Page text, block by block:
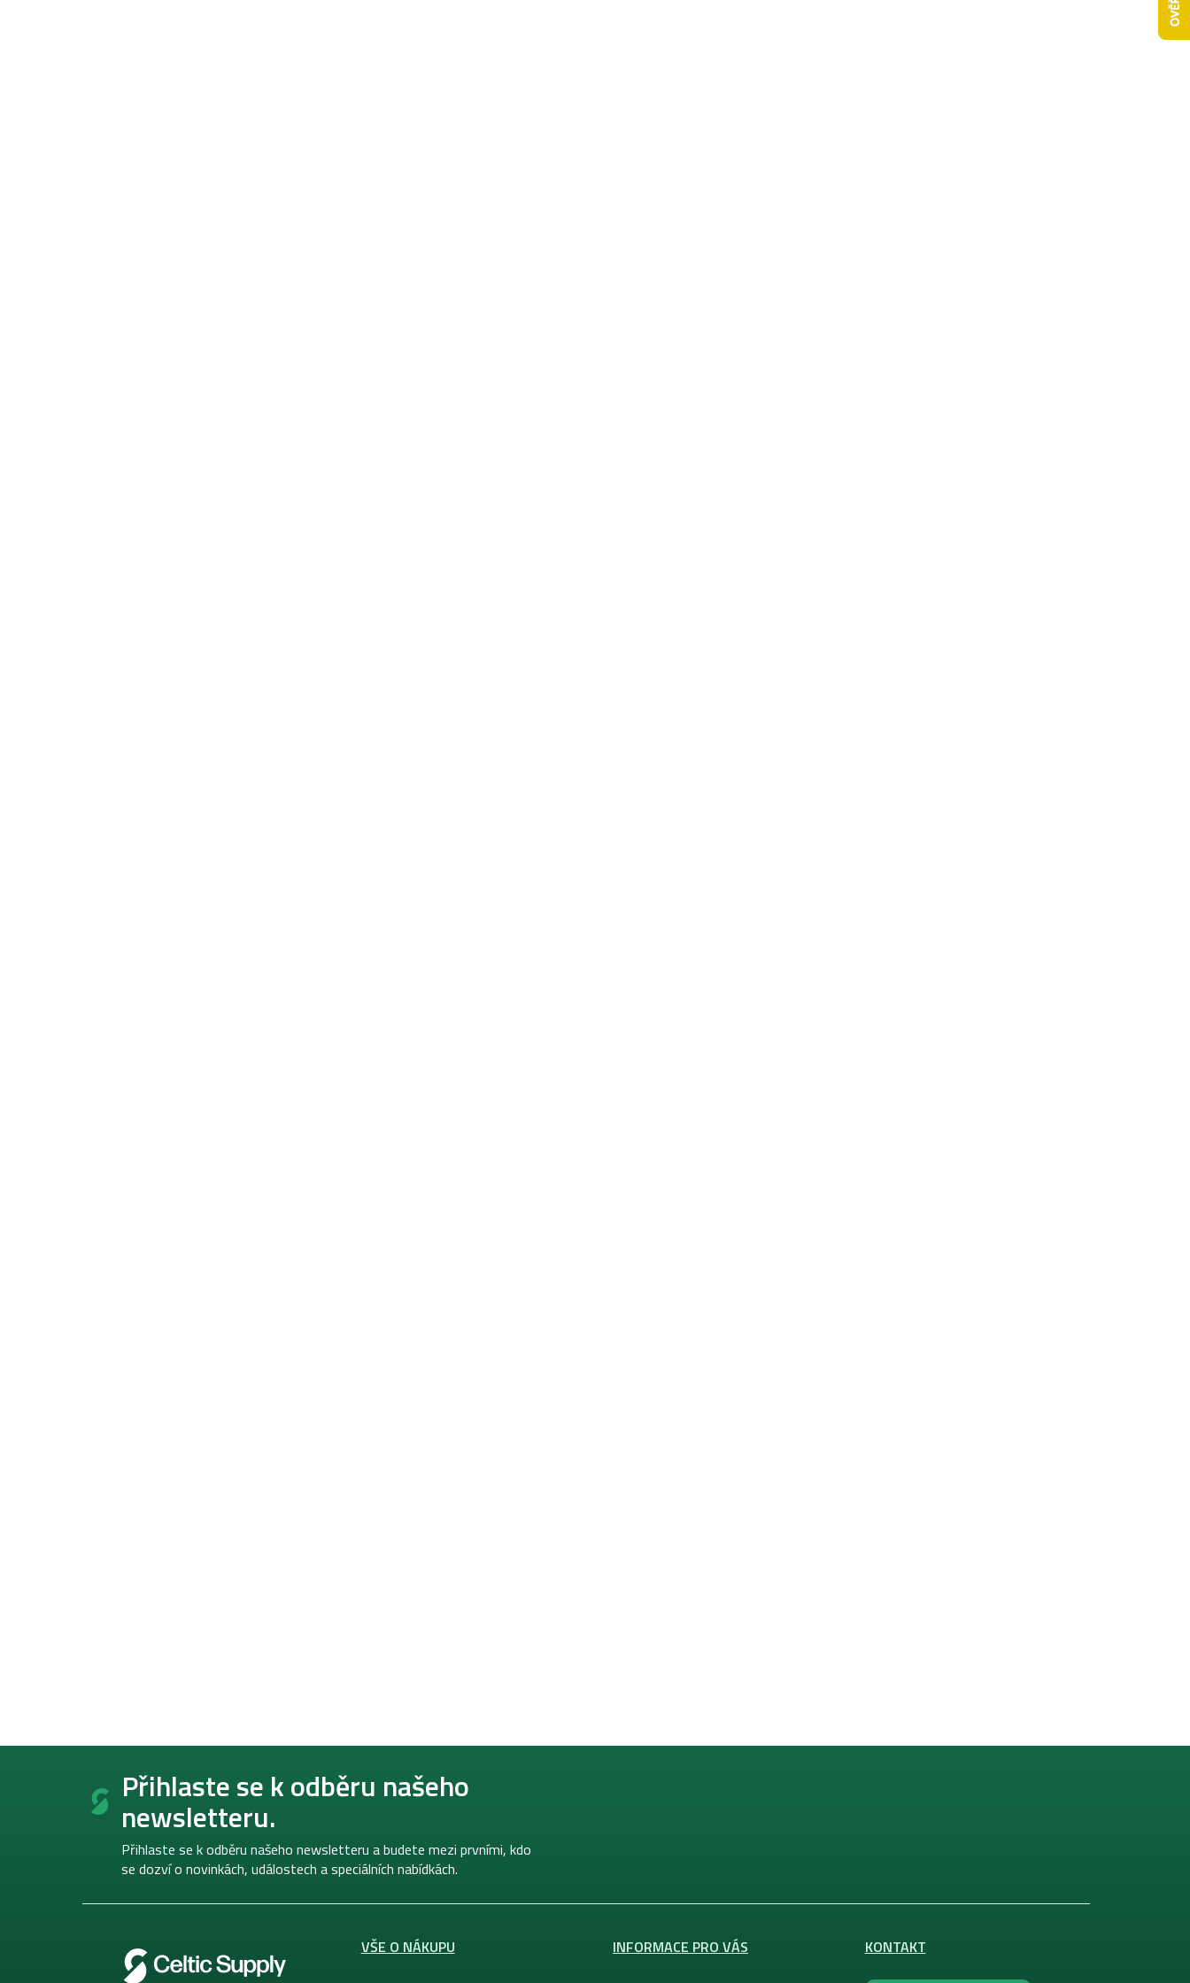
Z
Přihlaste se k odběru našeho
newsletteru.
Přihlaste se k odběru našeho newsletteru a budete mezi prvními, kdo
se dozví o novinkách, událostech a speciálních nabídkách.
VŠE O NÁKUPU INFORMACE PRO VÁS KONTAKT